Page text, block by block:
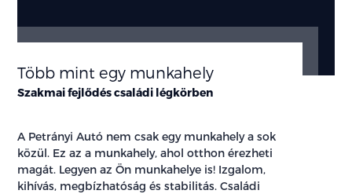
Több mint egy munkahely
Szakmai fejlődés családi légkörben
A Petrányi Autó nem csak egy munkahely a sok
közül. Ez az a munkahely, ahol otthon érezheti
magát. Legyen az Ön munkahelye is! Izgalom,
kihívás, megbízhatóság és stabilitás. Családi